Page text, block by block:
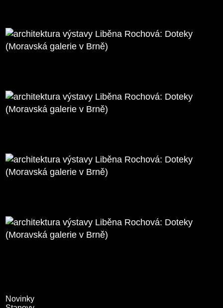
Novinky